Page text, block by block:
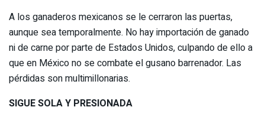
A los ganaderos mexicanos se le cerraron las puertas,
aunque sea temporalmente. No hay importación de ganado
ni de carne por parte de Estados Unidos, culpando de ello a
que en México no se combate el gusano barrenador. Las
pérdidas son multimillonarias.
SIGUE SOLA Y PRESIONADA